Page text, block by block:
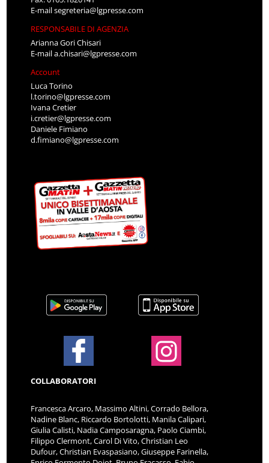
E-mailsegreteria@lgpresse.com
RESPONSABILE DI AGENZIA
Arianna Gori Chisari
E-maila.chisari@lgpresse.com
Account
Luca Torino
l.torino@lgpresse.com
Ivana Cretier
i.cretier@lgpresse.com
Daniele Fimiano
d.fimiano@lgpresse.com
COLLABORATORI
Francesca Arcaro, Massimo Altini, Corrado Bellora,
Nadine Blanc, Riccardo Bortolotti, Manila Calipari,
Giulia Calisti, Nadia Camposaragna, Paolo Ciambi,
Filippo Clermont, Carol Di Vito, Christian Leo
Dufour, Christian Evaspasiano, Giuseppe Farinella,